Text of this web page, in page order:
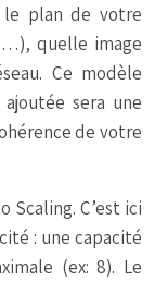
le plan de votre
quelle image
Ce modèle
sera une
de votre
Scaling. C’est ici
: une capacité
(ex: 8). Le